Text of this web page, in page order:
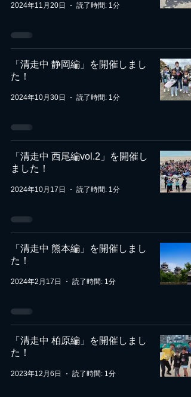
2024年11月20日 読了時間: 1分
「清走中 静岡編」を開催しまし
た！
2024年10月30日 読了時間: 1分
「清走中 西尾編vol.2」を開催し
ました！
2024年10月17日 読了時間: 1分
「清走中 熊本編」を開催しまし
た！
2024年2月17日 読了時間: 1分
「清走中 柏原編」を開催しまし
た！
2023年12月6日 読了時間: 1分